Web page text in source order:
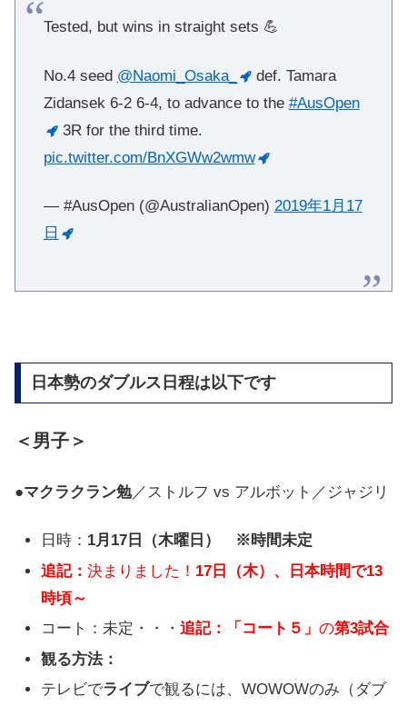
Tested, but wins in straight sets 💪
No.4 seed @Naomi_Osaka_
def. Tamara
Zidansek 6-2 6-4, to advance to the #AusOpen
3R for the third time.
pic.twitter.com/BnXGWw2wmw
— #AusOpen (@AustralianOpen) 2019年1月17
日
日本勢のダブルス日程は以下です
＜男子＞
●マクラクラン勉／ストルフ vs アルボット／ジャジリ
日時： 1月17日（木曜日） ※時間未定
追記：決まりました！ 17日（木）、日本時間で13
時頃～
コート：未定・・・追記：「コート５」の第3試合
観る方法：
テレビでライブで観るには、WOWOWのみ（ダブ